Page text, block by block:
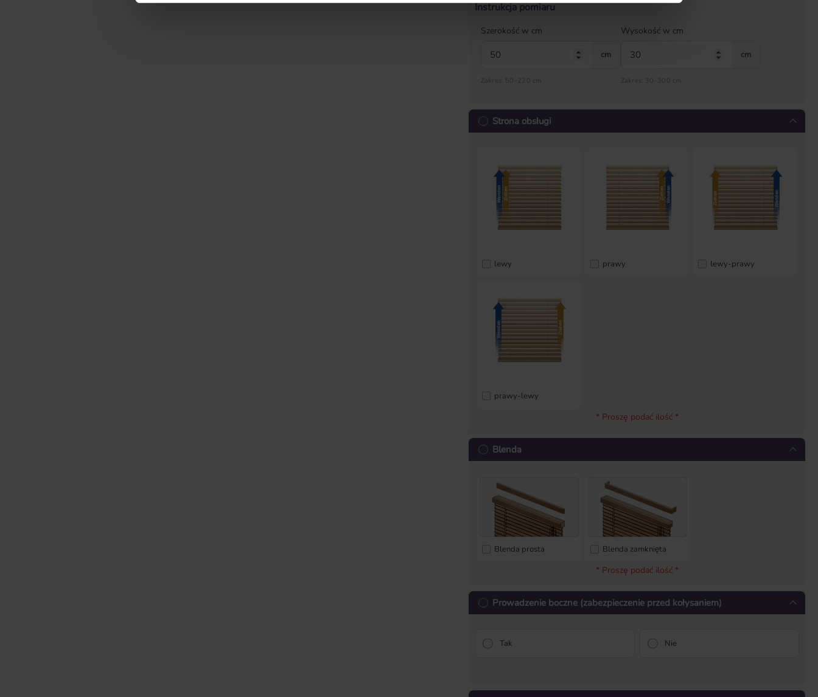
Instrukcja pomiaru
Szerokość w cm
cm
Zakres: 50–220 cm
Wysokość w cm
cm
Zakres: 30–300 cm
Strona obsługi
lewy prawy lewy-prawy
prawy-lewy
* Proszę podać ilość *
Blenda
Blenda prosta Blenda zamknięta
* Proszę podać ilość *
Prowadzenie boczne (zabezpieczenie przed kołysaniem)
Tak Nie